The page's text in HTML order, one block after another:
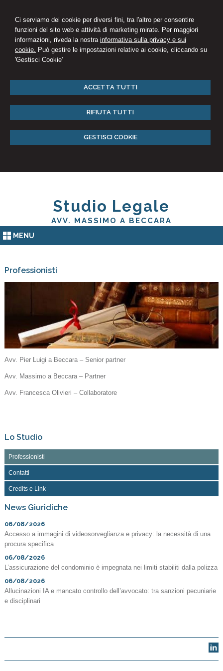
Ci serviamo dei cookie per diversi fini, tra l'altro per consentire
funzioni del sito web e attività di marketing mirate. Per maggiori
informazioni, riveda la nostra informativa sulla privacy e sui
cookie. Può gestire le impostazioni relative ai cookie, cliccando su
'Gestisci Cookie'
ACCETTA TUTTI
RIFIUTA TUTTI
GESTISCI COOKIE
Studio Legale
AVV. MASSIMO A BECCARA
MENU
Professionisti
Avv. Pier Luigi a Beccara – Senior partner
Avv. Massimo a Beccara – Partner
Avv. Francesca Olivieri – Collaboratore
Lo Studio
Professionisti
Contatti
Credits e Link
News Giuridiche
06/08/2026
Accesso a immagini di videosorveglianza e privacy: la necessità di una
procura specifica
06/08/2026
L’assicurazione del condominio è impegnata nei limiti stabiliti dalla polizza
06/08/2026
Allucinazioni IA e mancato controllo dell’avvocato: tra sanzioni pecuniarie
e disciplinari